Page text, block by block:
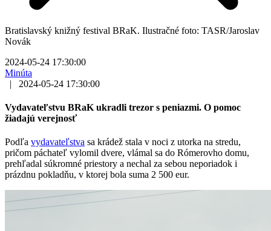
Bratislavský knižný festival BRaK. Ilustračné foto: TASR/Jaroslav
Novák
2024-05-24 17:30:00
Minúta
|
2024-05-24 17:30:00
Vydavateľstvu BRaK ukradli trezor s peniazmi. O pomoc
žiadajú verejnosť
Podľa vydavateľstva sa krádež stala v noci z utorka na stredu,
pričom páchateľ vylomil dvere, vlámal sa do Rómerovho domu,
prehľadal súkromné priestory a nechal za sebou neporiadok i
prázdnu pokladňu, v ktorej bola suma 2 500 eur.